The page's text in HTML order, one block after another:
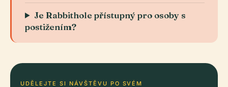
Je Rabbithole přístupný pro osoby s
postižením?
UDĚLEJTE SI NÁVŠTĚVU PO SVÉM